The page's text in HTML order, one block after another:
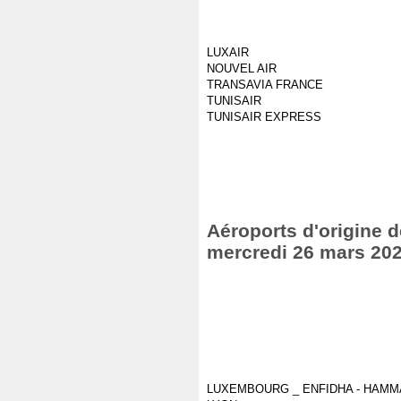
LUXAIR
NOUVEL AIR
TRANSAVIA FRANCE
TUNISAIR
TUNISAIR EXPRESS
Aéroports d'origine
mercredi 26 mars
LUXEMBOURG _ ENFIDHA -